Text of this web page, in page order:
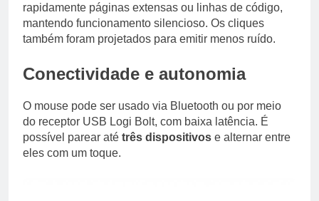
rapidamente páginas extensas ou linhas de código,
mantendo funcionamento silencioso. Os cliques
também foram projetados para emitir menos ruído.
Conectividade e autonomia
O mouse pode ser usado via Bluetooth ou por meio
do receptor USB Logi Bolt, com baixa latência. É
possível parear até três dispositivos e alternar entre
eles com um toque.